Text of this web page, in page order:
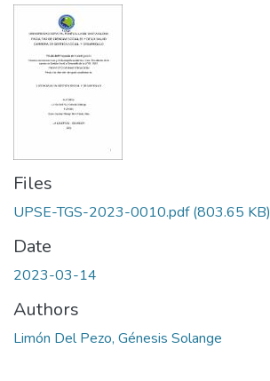
Files
UPSE-TGS-2023-0010.pdf(803.65 KB)
Date
2023-03-14
Authors
Limón Del Pezo, Génesis Solange